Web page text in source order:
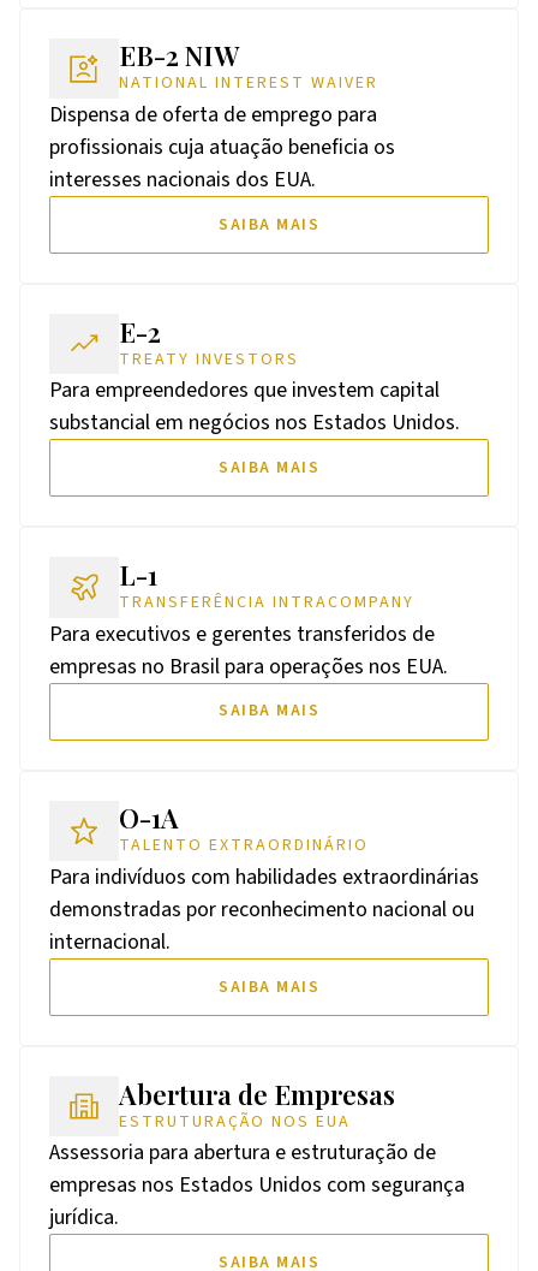
EB-2 NIW
NATIONAL INTEREST WAIVER
Dispensa de oferta de emprego para
profissionais cuja atuação beneficia os
interesses nacionais dos EUA.
SAIBA MAIS
E-2
TREATY INVESTORS
Para empreendedores que investem capital
substancial em negócios nos Estados Unidos.
SAIBA MAIS
L-1
TRANSFERÊNCIA INTRACOMPANY
Para executivos e gerentes transferidos de
empresas no Brasil para operações nos EUA.
SAIBA MAIS
O-1A
TALENTO EXTRAORDINÁRIO
Para indivíduos com habilidades extraordinárias
demonstradas por reconhecimento nacional ou
internacional.
SAIBA MAIS
Abertura de Empresas
ESTRUTURAÇÃO NOS EUA
Assessoria para abertura e estruturação de
empresas nos Estados Unidos com segurança
jurídica.
SAIBA MAIS